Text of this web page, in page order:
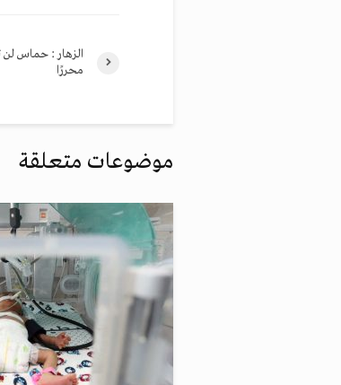
الزهار : حماس لن
محررًا
موضوعات متعلقة